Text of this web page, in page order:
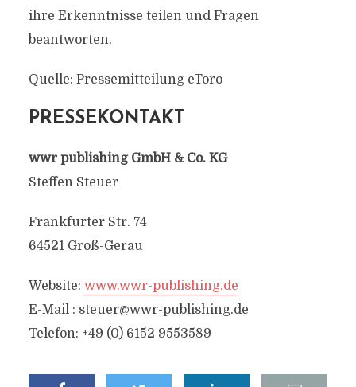
ihre Erkenntnisse teilen und Fragen
beantworten.
Quelle: Pressemitteilung eToro
PRESSEKONTAKT
wwr publishing GmbH & Co. KG
Steffen Steuer
Frankfurter Str. 74
64521 Groß-Gerau
Website: www.wwr-publishing.de
E-Mail : steuer@wwr-publishing.de
Telefon: +49 (0) 6152 9553589